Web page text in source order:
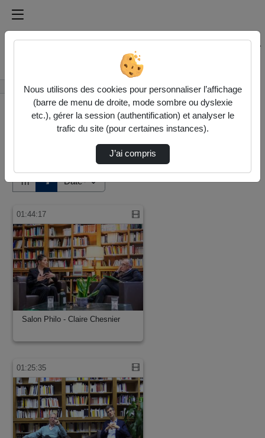
Médiathèque de l'université Paris
Rechercher un média sur Médiathèque de l'université
Accueil Vidéos
Tri ↘
01:44:17
Salon Philo - Claire Chesnier
01:25:35
Nous utilisons des cookies pour personnaliser l’affichage
(barre de menu de droite, mode sombre ou dyslexie
etc.), gérer la session (authentification) et analyser le
trafic du site (pour certaines instances).
J’ai compris